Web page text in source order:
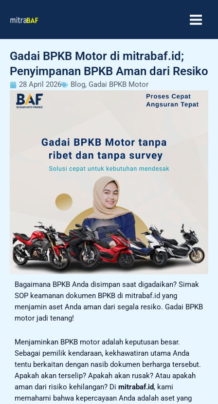
Gadai BPKB Motor di mitrabaf.id;
Penyimpanan BPKB Aman dari Resiko
28 April 2026 Blog, Gadai BPKB Motor
Bagaimana BPKB Anda disimpan saat digadaikan? Simak
SOP keamanan dokumen BPKB di mitrabaf.id yang
menjamin aset Anda aman dari segala resiko. Gadai BPKB
motor jadi tenang!
Menjaminkan BPKB motor adalah keputusan besar.
Sebagai pemilik kendaraan, kekhawatiran utama Anda
tentu berkaitan dengan nasib dokumen berharga tersebut.
Apakah akan terselip? Apakah akan rusak? Atau apakah
aman dari risiko kehilangan? Di mitrabaf.id, kami
memahami bahwa kepercayaan Anda adalah aset yang